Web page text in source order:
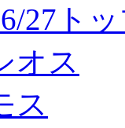
27ト
オス
ス